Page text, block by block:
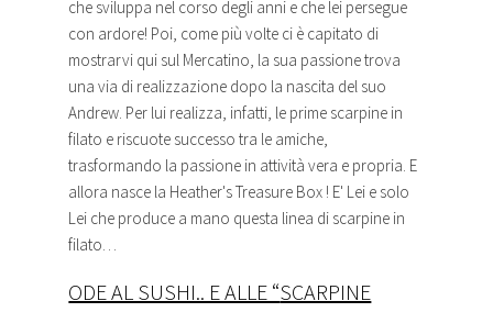
che sviluppa nel corso degli anni e che lei persegue
con ardore! Poi, come più volte ci è capitato di
mostrarvi qui sul Mercatino, la sua passione trova
una via di realizzazione dopo la nascita del suo
Andrew. Per lui realizza, infatti, le prime scarpine in
filato e riscuote successo tra le amiche,
trasformando la passione in attività vera e propria. E
allora nasce la Heather's Treasure Box ! E' Lei e solo
Lei che produce a mano questa linea di scarpine in
filato…
ODE AL SUSHI.. E ALLE “SCARPINE